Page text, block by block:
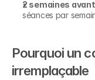
2 semaines avant
séances par
Pourquoi un
irremplaçable